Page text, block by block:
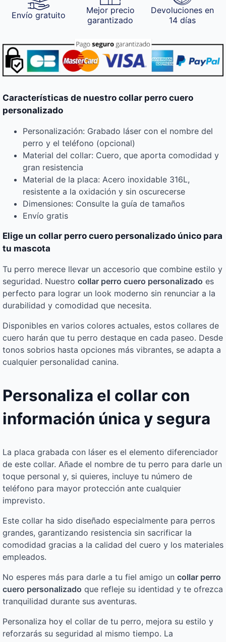
Envío gratuito
Mejor precio
garantizado
Devoluciones en
14 días
Características de nuestro collar perro cuero
personalizado
Personalización: Grabado láser con el nombre del
perro y el teléfono (opcional)
Material del collar: Cuero, que aporta comodidad y
gran resistencia
Material de la placa: Acero inoxidable 316L,
resistente a la oxidación y sin oscurecerse
Dimensiones: Consulte la guía de tamaños
Envío gratis
Elige un collar perro cuero personalizado único para
tu mascota
Tu perro merece llevar un accesorio que combine estilo y
seguridad. Nuestro collar perro cuero personalizado es
perfecto para lograr un look moderno sin renunciar a la
durabilidad y comodidad que necesita.
Disponibles en varios colores actuales, estos collares de
cuero harán que tu perro destaque en cada paseo. Desde
tonos sobrios hasta opciones más vibrantes, se adapta a
cualquier personalidad canina.
Personaliza el collar con
información única y segura
La placa grabada con láser es el elemento diferenciador
de este collar. Añade el nombre de tu perro para darle un
toque personal y, si quieres, incluye tu número de
teléfono para mayor protección ante cualquier
imprevisto.
Este collar ha sido diseñado especialmente para perros
grandes, garantizando resistencia sin sacrificar la
comodidad gracias a la calidad del cuero y los materiales
empleados.
No esperes más para darle a tu fiel amigo un collar perro
cuero personalizado que refleje su identidad y te ofrezca
tranquilidad durante sus aventuras.
Personaliza hoy el collar de tu perro, mejora su estilo y
reforzarás su seguridad al mismo tiempo. La